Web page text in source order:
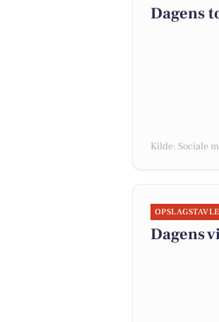
Dagens
Kilde: Sociale
Dagens